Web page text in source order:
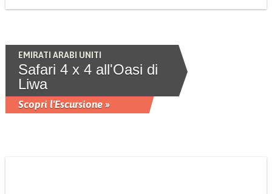
EMIRATI ARABI UNITI
Safari 4 x 4 all'Oasi di
Liwa
Scopri l'Escursione »